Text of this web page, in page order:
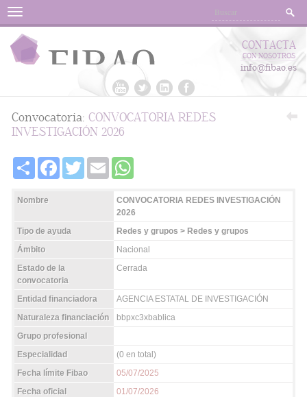
Menu
CONTACTA
CON NOSOTROS
info@fibao.es
Convocatoria: CONVOCATORIA REDES
INVESTIGACIÓN 2026
Share FacebookTwitter Email
Nombre
CONVOCATORIA REDES INVESTIGACIÓN
2026
Tipo de ayuda
Redes y grupos > Redes y grupos
Ámbito
Nacional
Estado de la
convocatoria
Cerrada
Entidad financiadora
AGENCIA ESTATAL DE INVESTIGACIÓN
Naturaleza financiación
bbpxc3xbablica
Grupo profesional
Especialidad
(0 en total)
Fecha límite Fibao
05/07/2025
Fecha oficial
01/07/2026